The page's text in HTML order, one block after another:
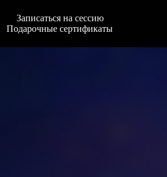
Записаться на сессию
Подарочные сертификаты